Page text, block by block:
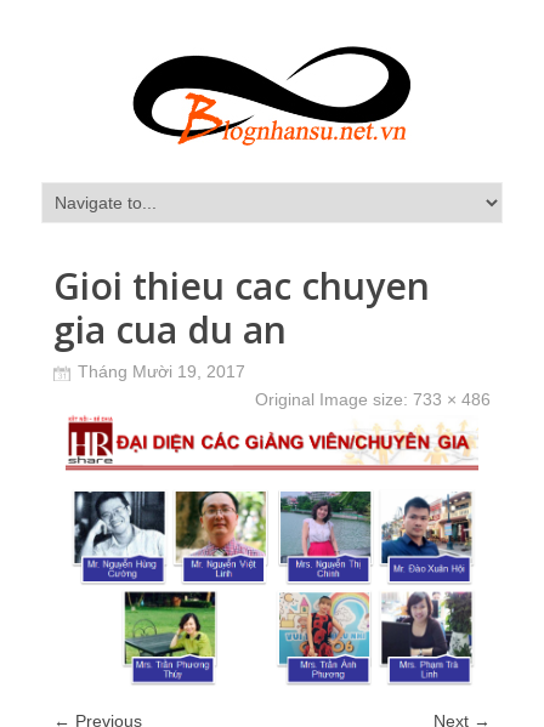
Gioi thieu cac chuyen
gia cua du an
Tháng Mười 19, 2017
Original Image size: 733 × 486
← Previous
Next →